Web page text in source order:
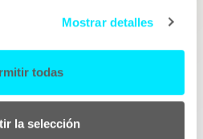
Mostrar detalles
todas
la selección